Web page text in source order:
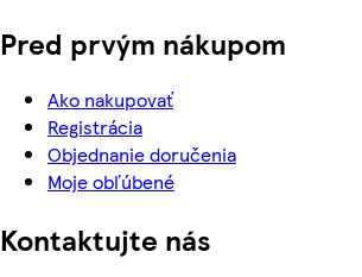
Pred prvým nákupom
Ako nakupovať
Registrácia
Objednanie doručenia
Moje obľúbené
Kontaktujte nás